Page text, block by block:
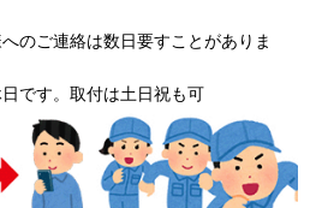
のご連絡は数日要すことがありま
です。取付は土日祝も可